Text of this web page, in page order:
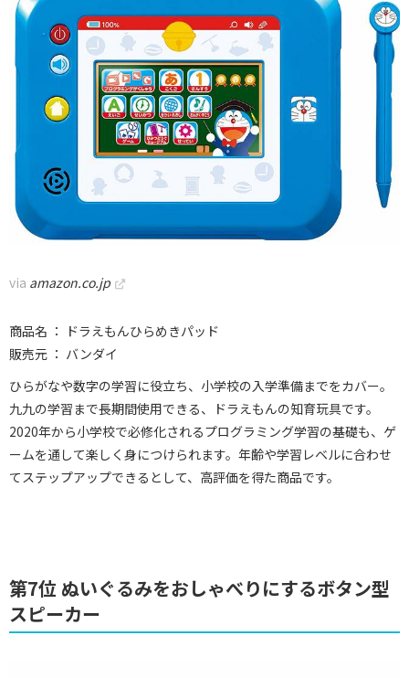
via amazon.co.jp
商品名 ： ドラえもんひらめきパッド
販売元 ： バンダイ
ひらがなや数字の学習に役立ち、小学校の入学準備までをカバー。
九九の学習まで長期間使用できる、ドラえもんの知育玩具です。
2020年から小学校で必修化されるプログラミング学習の基礎も、ゲ
ームを通して楽しく身につけられます。年齢や学習レベルに合わせ
てステップアップできるとして、高評価を得た商品です。
第7位 ぬいぐるみをおしゃべりにするボタン型
スピーカー